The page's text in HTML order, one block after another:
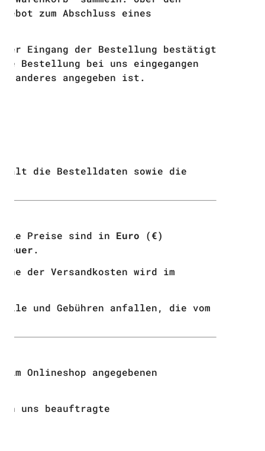
zum Abschluss eines
Eingang der Bestellung bestätigt
Bestellung bei uns eingegangen
anderes angegeben ist.
die Bestelldaten sowie die
Preise sind in Euro (€)
.
der Versandkosten wird im
und Gebühren anfallen, die vom
Onlineshop angegebenen
uns beauftragte